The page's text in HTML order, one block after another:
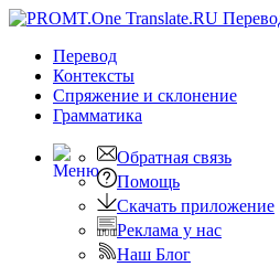
Перевод
Контексты
Спряжение и склонение
Грамматика
Обратная связь
Помощь
Скачать приложение
Реклама у нас
Наш Блог